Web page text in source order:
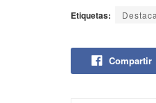
Etiquetas:
Compartir